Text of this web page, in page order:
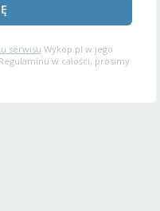
serwisu Wykop.pl w jego
w całości, prosimy